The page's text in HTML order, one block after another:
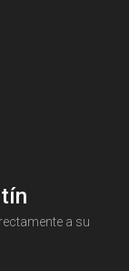
a su